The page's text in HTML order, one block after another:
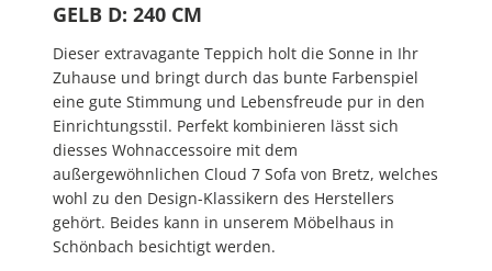
GELB D: 240 CM
Dieser extravagante Teppich holt die Sonne in Ihr
Zuhause und bringt durch das bunte Farbenspiel
eine gute Stimmung und Lebensfreude pur in den
Einrichtungsstil. Perfekt kombinieren lässt sich
diesses Wohnaccessoire mit dem
außergewöhnlichen Cloud 7 Sofa von Bretz, welches
wohl zu den Design-Klassikern des Herstellers
gehört. Beides kann in unserem Möbelhaus in
Schönbach besichtigt werden.